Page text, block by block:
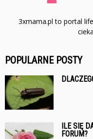
3xmama.pl to portal
POPULARNE POSTY
ILE SIĘ
FORUM?